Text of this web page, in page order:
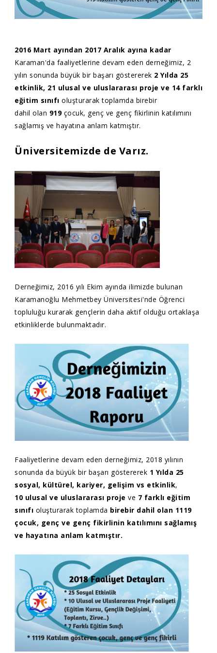
2016 Mart ayından 2017 Aralık ayına kadar
Karaman'da faaliyetlerine devam eden derneğimiz, 2
yılın sonunda büyük bir başarı göstererek 2 Yılda 25
etkinlik, 21 ulusal ve uluslararası proje ve 14 farklı
eğitim sınıfı oluşturarak toplamda birebir
dahil olan 919çocuk, genç ve genç fikirlinin katılımını
sağlamış ve hayatına anlam katmıştır.
Üniversitemizde de Varız.
Derneğimiz, 2016 yılı Ekim ayında ilimizde bulunan
Karamanoğlu Mehmetbey Üniversitesi'nde Öğrenci
topluluğu kurarak gençlerin daha aktif olduğu ortaklaşa
etkinliklerde bulunmaktadır.
Faaliyetlerine devam eden derneğimiz, 2018 yılının
sonunda da büyük bir başarı göstererek 1 Yılda 25
sosyal, kültürel, kariyer, gelişim vs etkinlik,
10 ulusal ve uluslararası proje ve 7 farklı eğitim
sınıfı oluşturarak toplamda birebir dahil olan 1119
çocuk, genç ve genç fikirlinin katılımını sağlamış
ve hayatına anlam katmıştır.